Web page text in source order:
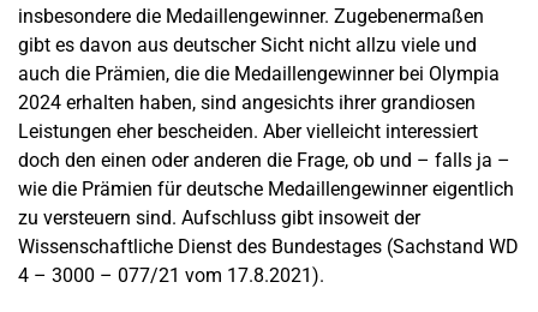
insbesondere die Medaillengewinner. Zugebenermaßen
gibt es davon aus deutscher Sicht nicht allzu viele und
auch die Prämien, die die Medaillengewinner bei Olympia
2024 erhalten haben, sind angesichts ihrer grandiosen
Leistungen eher bescheiden. Aber vielleicht interessiert
doch den einen oder anderen die Frage, ob und – falls ja –
wie die Prämien für deutsche Medaillengewinner eigentlich
zu versteuern sind. Aufschluss gibt insoweit der
Wissenschaftliche Dienst des Bundestages (Sachstand WD
4 – 3000 – 077/21 vom 17.8.2021).